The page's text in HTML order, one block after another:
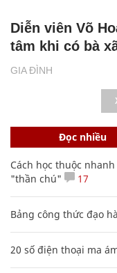
GIA ĐÌNH
Diễn viên Võ
tâm khi có bà
Đọc nhiều
Cách học thuộc
"thần chú"
17
Bảng công thức đạo
20 số điện thoại ma